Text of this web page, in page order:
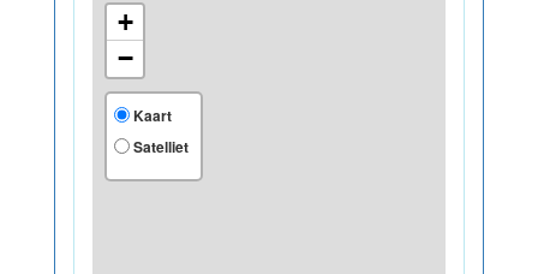
+
−
Kaart
Satelliet